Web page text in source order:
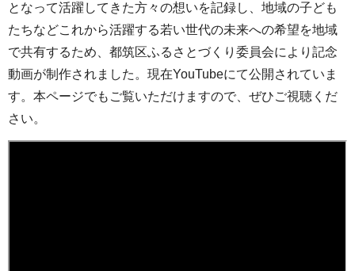
となって活躍してきた方々の想いを記録し、地域の子ども
たちなどこれから活躍する若い世代の未来への希望を地域
で共有するため、都筑区ふるさとづくり委員会により記念
動画が制作されました。現在YouTubeにて公開されていま
す。本ページでもご覧いただけますので、ぜひご視聴くだ
さい。